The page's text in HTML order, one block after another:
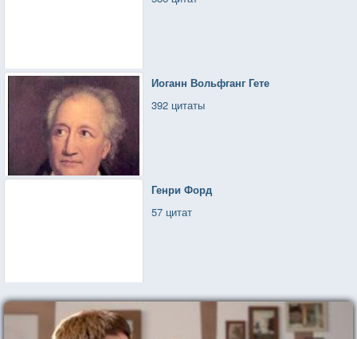
Иоганн Вольфганг Гете
392 цитаты
Генри Форд
57 цитат